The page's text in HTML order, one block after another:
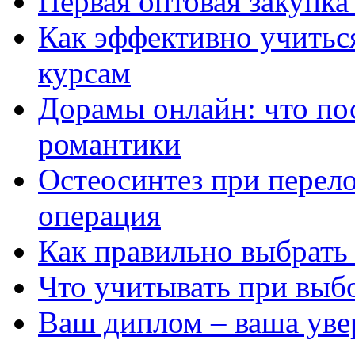
Как эффективно
курсам
Дорамы онлайн: что
романтики
Остеосинтез при
операция
Как правильно
Что учитывать при
Ваш диплом – ваша